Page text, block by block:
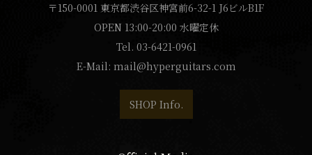
〒150-0001 東京都渋谷区神宮前6-32-1 J6ビルB1F
OPEN 13:00-20:00 水曜定休
Tel. 03-6421-0961
E-Mail: mail@hyperguitars.com
SHOP Info.